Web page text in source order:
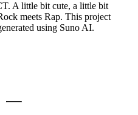
A little bit cute, a little bit
meets Rap. This project
using Suno AI.